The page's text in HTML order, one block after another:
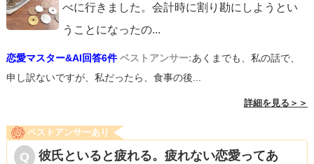
べに行きました。会計時に割り勘にしようとい
うことになったの...
恋愛マスター&AI回答6件 ベストアンサー:あくまでも、私の話で、
申し訳ないですが、私だったら、食事の後...
詳細を見る＞＞
ベストアンサーあり
彼氏といると疲れる。疲れない恋愛ってあ